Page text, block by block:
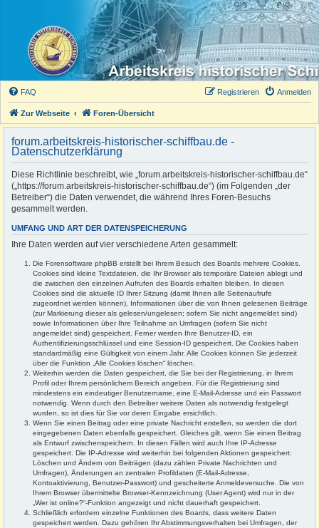
FAQ Anmelden
Registrieren
Zur Webseite Foren-Übersicht
forum.arbeitskreis-historischer-schiffbau.de -
Datenschutzerklärung
Diese Richtlinie beschreibt, wie „forum.arbeitskreis-historischer-schiffbau.de“
(„https://forum.arbeitskreis-historischer-schiffbau.de“) (im Folgenden „der
Betreiber“) die Daten verwendet, die während Ihres Foren-Besuchs
gesammelt werden.
UMFANG UND ART DER DATENSPEICHERUNG
Ihre Daten werden auf vier verschiedene Arten gesammelt:
Die Forensoftware phpBB erstellt bei Ihrem Besuch des Boards mehrere Cookies.
Cookies sind kleine Textdateien, die Ihr Browser als temporäre Dateien ablegt und
die zwischen den einzelnen Aufrufen des Boards erhalten bleiben. In diesen
Cookies sind die aktuelle ID Ihrer Sitzung (damit Ihnen alle Seitenaufrufe
zugeordnet werden können), Informationen über die von Ihnen gelesenen Beiträge
(zur Markierung dieser als gelesen/ungelesen; sofern Sie nicht angemeldet sind)
sowie Informationen über Ihre Teilnahme an Umfragen (sofern Sie nicht
angemeldet sind) gespeichert. Ferner werden Ihre Benutzer-ID, ein
Authentifizierungsschlüssel und eine Session-ID gespeichert. Die Cookies haben
standardmäßig eine Gültigkeit von einem Jahr. Alle Cookies können Sie jederzeit
über die Funktion „Alle Cookies löschen“ löschen.
Weiterhin werden die Daten gespeichert, die Sie bei der Registrierung, in Ihrem
Profil oder Ihrem persönlichem Bereich angeben. Für die Registrierung sind
mindestens ein eindeutiger Benutzername, eine E-Mail-Adresse und ein Passwort
notwendig. Wenn durch den Betreiber weitere Daten als notwendig festgelegt
wurden, so ist dies für Sie vor deren Eingabe ersichtlich.
Wenn Sie einen Beitrag oder eine private Nachricht erstellen, so werden die dort
eingegebenen Daten ebenfalls gespeichert. Gleiches gilt, wenn Sie einen Beitrag
als Entwurf zwischenspeichern. In diesen Fällen wird auch Ihre IP-Adresse
gespeichert. Die IP-Adresse wird weiterhin bei folgenden Aktionen gespeichert:
Löschen und Ändern von Beiträgen (dazu zählen Private Nachrichten und
Umfragen), Änderungen an zentralen Profildaten (E-Mail-Adresse,
Kontoaktivierung, Benutzer-Passwort) und gescheiterte Anmeldeversuche. Die von
Ihrem Browser übermittelte Browser-Kennzeichnung (User Agent) wird nur in der
„Wer ist online?“-Funktion angezeigt und nicht dauerhaft gespeichert.
Schließlich erfordern einzelne Funktionen des Boards, dass weitere Daten
gespeichert werden. Dazu gehören Ihr Abstimmungsverhalten bei Umfragen, der